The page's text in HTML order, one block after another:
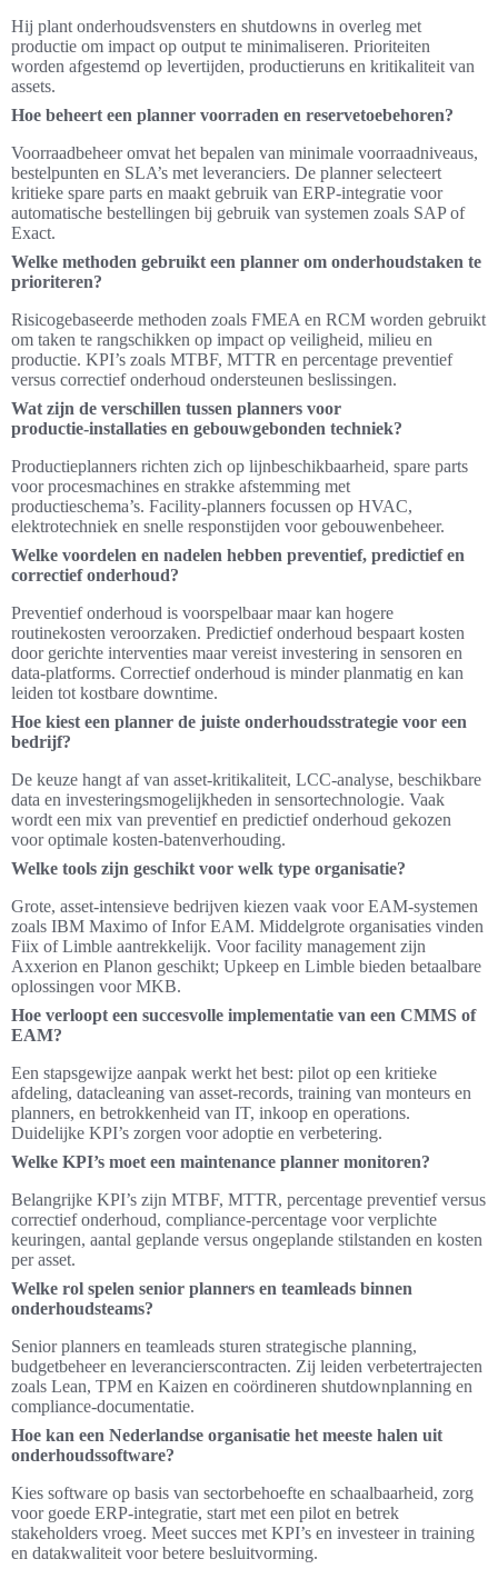
Hij plant onderhoudsvensters en shutdowns in overleg met
productie om impact op output te minimaliseren. Prioriteiten
worden afgestemd op levertijden, productieruns en kritikaliteit van
assets.
Hoe beheert een planner voorraden en reservetoebehoren?
Voorraadbeheer omvat het bepalen van minimale voorraadniveaus,
bestelpunten en SLA’s met leveranciers. De planner selecteert
kritieke spare parts en maakt gebruik van ERP‑integratie voor
automatische bestellingen bij gebruik van systemen zoals SAP of
Exact.
Welke methoden gebruikt een planner om onderhoudstaken te
prioriteren?
Risicogebaseerde methoden zoals FMEA en RCM worden gebruikt
om taken te rangschikken op impact op veiligheid, milieu en
productie. KPI’s zoals MTBF, MTTR en percentage preventief
versus correctief onderhoud ondersteunen beslissingen.
Wat zijn de verschillen tussen planners voor
productie‑installaties en gebouwgebonden techniek?
Productieplanners richten zich op lijnbeschikbaarheid, spare parts
voor procesmachines en strakke afstemming met
productieschema’s. Facility‑planners focussen op HVAC,
elektrotechniek en snelle responstijden voor gebouwenbeheer.
Welke voordelen en nadelen hebben preventief, predictief en
correctief onderhoud?
Preventief onderhoud is voorspelbaar maar kan hogere
routinekosten veroorzaken. Predictief onderhoud bespaart kosten
door gerichte interventies maar vereist investering in sensoren en
data‑platforms. Correctief onderhoud is minder planmatig en kan
leiden tot kostbare downtime.
Hoe kiest een planner de juiste onderhoudsstrategie voor een
bedrijf?
De keuze hangt af van asset‑kritikaliteit, LCC‑analyse, beschikbare
data en investeringsmogelijkheden in sensortechnologie. Vaak
wordt een mix van preventief en predictief onderhoud gekozen
voor optimale kosten‑batenverhouding.
Welke tools zijn geschikt voor welk type organisatie?
Grote, asset‑intensieve bedrijven kiezen vaak voor EAM‑systemen
zoals IBM Maximo of Infor EAM. Middelgrote organisaties vinden
Fiix of Limble aantrekkelijk. Voor facility management zijn
Axxerion en Planon geschikt; Upkeep en Limble bieden betaalbare
oplossingen voor MKB.
Hoe verloopt een succesvolle implementatie van een CMMS of
EAM?
Een stapsgewijze aanpak werkt het best: pilot op een kritieke
afdeling, datacleaning van asset‑records, training van monteurs en
planners, en betrokkenheid van IT, inkoop en operations.
Duidelijke KPI’s zorgen voor adoptie en verbetering.
Welke KPI’s moet een maintenance planner monitoren?
Belangrijke KPI’s zijn MTBF, MTTR, percentage preventief versus
correctief onderhoud, compliance‑percentage voor verplichte
keuringen, aantal geplande versus ongeplande stilstanden en kosten
per asset.
Welke rol spelen senior planners en teamleads binnen
onderhoudsteams?
Senior planners en teamleads sturen strategische planning,
budgetbeheer en leverancierscontracten. Zij leiden verbetertrajecten
zoals Lean, TPM en Kaizen en coördineren shutdownplanning en
compliance‑documentatie.
Hoe kan een Nederlandse organisatie het meeste halen uit
onderhoudssoftware?
Kies software op basis van sectorbehoefte en schaalbaarheid, zorg
voor goede ERP‑integratie, start met een pilot en betrek
stakeholders vroeg. Meet succes met KPI’s en investeer in training
en datakwaliteit voor betere besluitvorming.